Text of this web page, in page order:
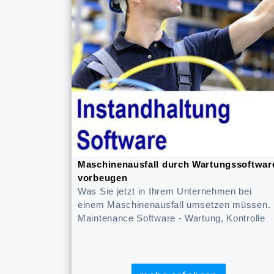
Maschinenausfall durch
vorbeugen
Was Sie jetzt in Ihrem Unternehmen bei
einem Maschinenausfall umsetzen müssen.
Maintenance Software - Wartung, Kontrolle